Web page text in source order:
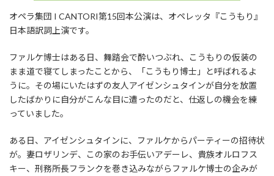
オペラ集団 I CANTORI第15回本公演は、オペレッタ『こうもり』
日本語訳詞上演です。
ファルケ博士はある日、舞踏会で酔いつぶれ、こうもりの仮装の
まま道で寝てしまったことから、「こうもり博士」と呼ばれるよ
うに。その場にいたはずの友人アイゼンシュタインが自分を放置
したばかりに自分がこんな目に遭ったのだと、仕返しの機会を練
っていました。
ある日、アイゼンシュタインに、ファルケからパーティーの招待状
が。妻ロザリンデ、この家のお手伝いアデーレ、貴族オルロフス
キー、刑務所長フランクを巻き込みながらファルケ博士の企みが